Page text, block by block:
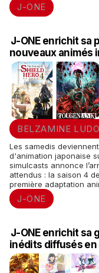
J-ONE
J-ONE enrichit sa
nouveaux animés
BELZAMINE
Les samedis
d'animation japonaise
simulcasts annonce
attendus : la saison 4
première adaptation
J-ONE
J-ONE enrichit sa
inédits diffusés en